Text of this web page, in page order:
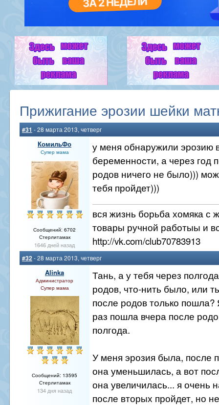
Прижигание эрозии шейки
#31 - 28 марта 2013, четверг
КомильФо
Супер мама
Сообщений: 6702
Стерлитамак
1646 дней назад
у меня обнаружили эрозию
беременности, а через год
родов ничего не было)))
тебя пройдет)))
вся жизнь борьба хомяка с
товары ручной работыы и
http://vk.com/club70783913
#32 - 28 марта 2013, четверг
Alinka
Администратор
Супер мама
Сообщений: 13595
Стерлитамак
134 дня назад
Тань, а у тебя через
родов, что-нить было, или
после родов только
раз пошла вчера после
полгода.
У меня эрозия была, после
она уменьшилась, а вот
она увеличилась... я очень
после вторых пройдет, но